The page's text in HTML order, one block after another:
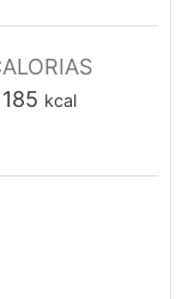
185 kcal